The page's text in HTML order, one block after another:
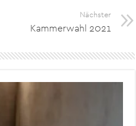
Nächster
Kammerwahl 2021